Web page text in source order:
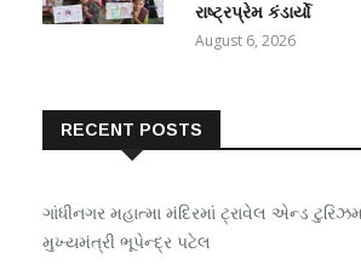
રાષ્ટ્રપ્રેમ કંડાર્યો
August 6, 2026
RECENT POSTS
ગાંધીનગર મહાત્મા મંદિરમાં ટ્રાવેલ એન્ડ
મુખ્યમંત્રી ભૂપેન્દ્ર પટેલ